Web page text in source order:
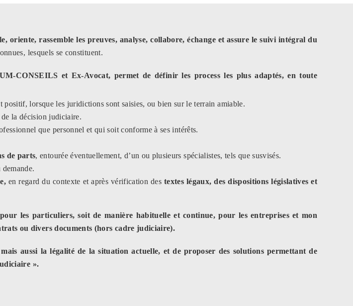
rassemble les preuves, analyse, collabore, échange et assure le suivi intégral du
lesquels se constituent.
CONSEILS et Ex-Avocat, permet de définir les process les plus adaptés, en toute
positif, lorsque les juridictions sont saisies, ou bien sur le terrain amiable.
la décision judiciaire.
que personnel et qui soit conforme à ses intérêts.
de parts, entourée éventuellement, d’un ou plusieurs spécialistes, tels que susvisés.
en regard du contexte et après vérification des textes légaux, des dispositions législatives et
les particuliers, soit de manière habituelle et continue, pour les entreprises et mon
ou divers documents (hors cadre judiciaire).
aussi la légalité de la situation actuelle, et de proposer des solutions permettant de
».